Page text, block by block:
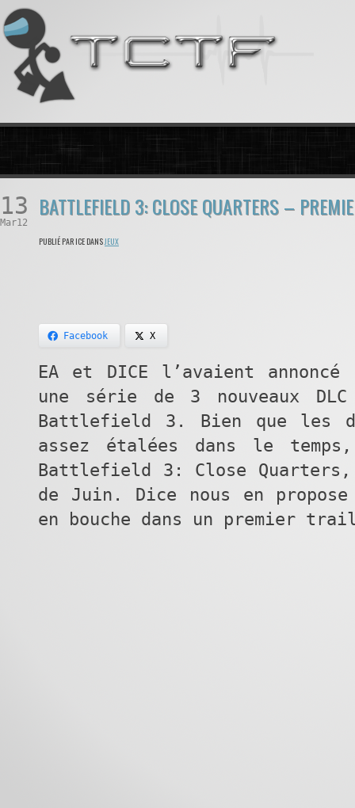
13
Mar12
BATTLEFIELD 3: CLOSE QUARTERS –
PUBLIÉ PAR ICE DANSJEUX
Facebook X
EA et DICE l’avaient
une série de 3 nouveaux
Battlefield 3. Bien que les
assez étalées dans le
Battlefield 3: Close
de Juin. Dice nous en propose
en bouche dans un premier